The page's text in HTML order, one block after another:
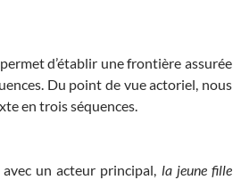
d’établir une frontière assurée
Du point de vue actoriel, nous
en trois séquences.
un acteur principal, la jeune fille